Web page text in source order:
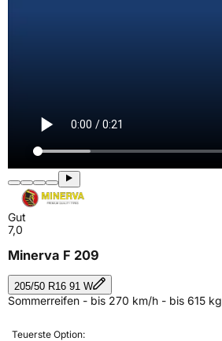
Gut
7,0
Minerva F 209
205/50 R16 91 W
Sommerreifen - bis 270 km/h - bis 615 kg
Teuerste Option: